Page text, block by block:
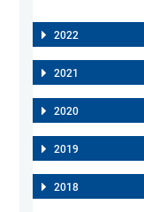
2022
2021
2020
2019
2018